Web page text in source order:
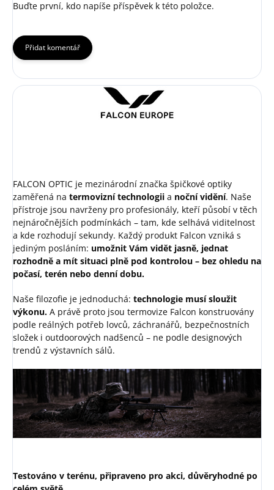
Buďte první, kdo napíše příspěvek k této položce.
Přidat komentář
FALCON OPTIC je mezinárodní značka špičkové optiky
zaměřená na termovizní technologii a noční vidění. Naše
přístroje jsou navrženy pro profesionály, kteří působí v těch
nejnáročnějších podmínkách – tam, kde selhává viditelnost
a kde rozhodují sekundy. Každý produkt Falcon vzniká s
jediným posláním: umožnit Vám vidět jasně, jednat
rozhodně a mít situaci plně pod kontrolou – bez ohledu na
počasí, terén nebo denní dobu.
Naše filozofie je jednoduchá: technologie musí sloužit
výkonu. A právě proto jsou termovize Falcon konstruovány
podle reálných potřeb lovců, záchranářů, bezpečnostních
složek i outdoorových nadšenců – ne podle designových
trendů z výstavních sálů.
Testováno v terénu, připraveno pro akci, důvěryhodné po